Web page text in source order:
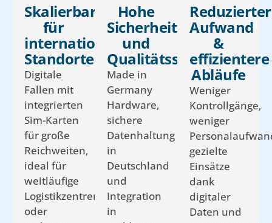
Skalierbarkeit
für
internationale
Standorte
Digitale
Fallen mit
integrierten
Sim-Karten
für große
Reichweiten,
ideal für
weitläufige
Logistikzentren
oder
Hohe
Sicherheits-
und
Qualitätsstandards
Made in
Germany
Hardware,
sichere
Datenhaltung
in
Deutschland
und
Integration
in
Reduzierter
Aufwand
&
effizientere
Abläufe
Weniger
Kontrollgänge,
weniger
gezielte
Einsätze
dank
digitaler
Daten und